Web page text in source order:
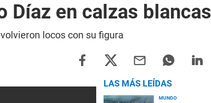
Díaz en calzas blancas
locos con su figura
LAS MÁS LEÍDAS
MUNDO